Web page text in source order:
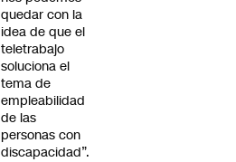
quedar con la
idea de que el
teletrabajo
soluciona el
tema de
empleabilidad
de las
personas con
discapacidad”.